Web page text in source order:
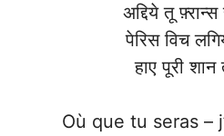
अद्दिये तू
पेरिस विच
हाए पूरी
Où que tu seras –